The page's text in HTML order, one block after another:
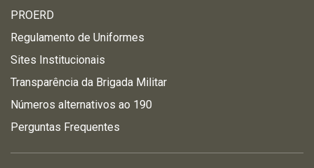
PROERD
Regulamento de Uniformes
Sites Institucionais
Transparência da Brigada Militar
Números alternativos ao 190
Perguntas Frequentes